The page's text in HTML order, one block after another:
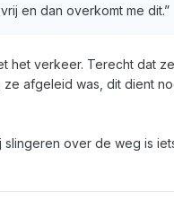
en dan overkomt me dit.”
het verkeer. Terecht dat
afgeleid was, dit dient
over de weg is